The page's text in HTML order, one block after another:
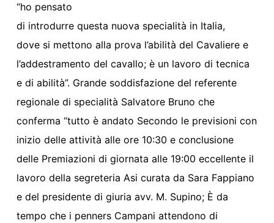
“ho pensato
di introdurre questa nuova specialità in Italia,
dove si mettono alla prova l’abilità del Cavaliere e
l’addestramento del cavallo; è un lavoro di tecnica
e di abilità”. Grande soddisfazione del referente
regionale di specialità Salvatore Bruno che
conferma “tutto è andato Secondo le previsioni con
inizio delle attività alle ore 10:30 e conclusione
delle Premiazioni di giornata alle 19:00 eccellente il
lavoro della segreteria Asi curata da Sara Fappiano
e del presidente di giuria avv. M. Supino; È da
tempo che i penners Campani attendono di